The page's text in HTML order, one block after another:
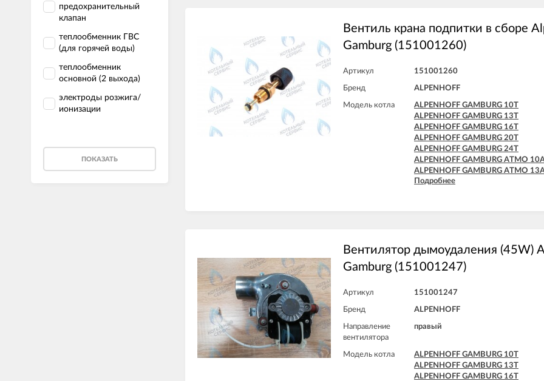
предохранительный
клапан
теплообменник ГВС
(для горячей воды)
теплообменник
основной (2 выхода)
электроды розжига/
ионизации
ПОКАЗАТЬ
Вентиль крана подпитки в сборе
Gamburg (151001260)
Артикул 151001260
Бренд ALPENHOFF
Модель котла
ALPENHOFF GAMBURG 10T
ALPENHOFF GAMBURG 13T
ALPENHOFF GAMBURG 16T
ALPENHOFF GAMBURG 20T
ALPENHOFF GAMBURG 24T
ALPENHOFF GAMBURG ATMO
ALPENHOFF GAMBURG ATMO
ALPENHOFF GAMBURG ATMO 16A
Подробнее
Вентилятор дымоудаления (45W)
Gamburg (151001247)
Артикул 151001247
Бренд ALPENHOFF
Направление
вентилятора
правый
Модель котла
ALPENHOFF GAMBURG 10T
ALPENHOFF GAMBURG 13T
ALPENHOFF GAMBURG 16T